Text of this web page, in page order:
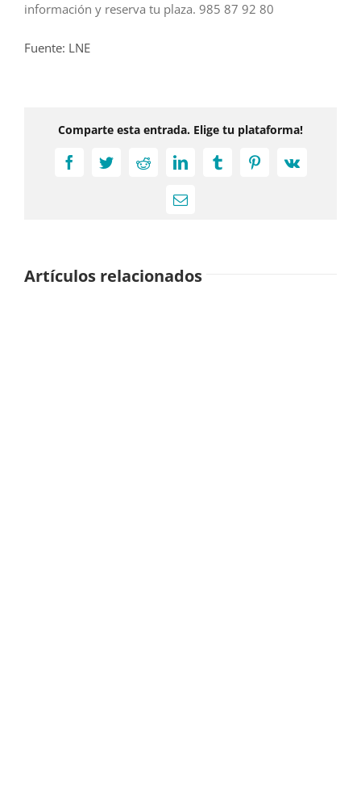
información y reserva tu plaza. 985 87 92 80
Fuente: LNE
Comparte esta entrada. Elige tu plataforma!
FacebookTwitterRedditLinkedInTumblrPinterest
Vk
Correo
Artículos relacionados